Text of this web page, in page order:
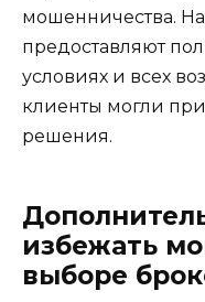
мошенничества.
предоставляют
условиях и всех
клиенты могли
решения.
избежать
выборе